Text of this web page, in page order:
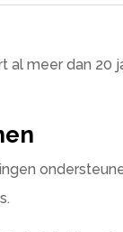
al meer dan 20